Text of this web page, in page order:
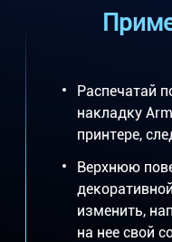
Распечатай
накладку
принтере,
Верхнюю
изменить,
на нее свой